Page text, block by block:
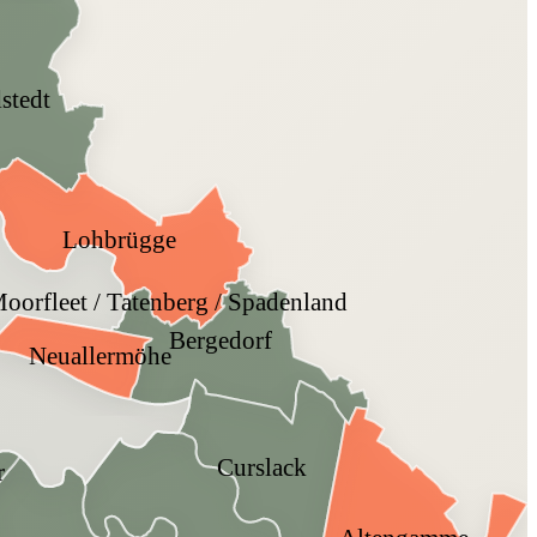
Lohbrügge
Bergedorf
Curslack
/ Tatenberg / Spadenland
Neuallermöhe